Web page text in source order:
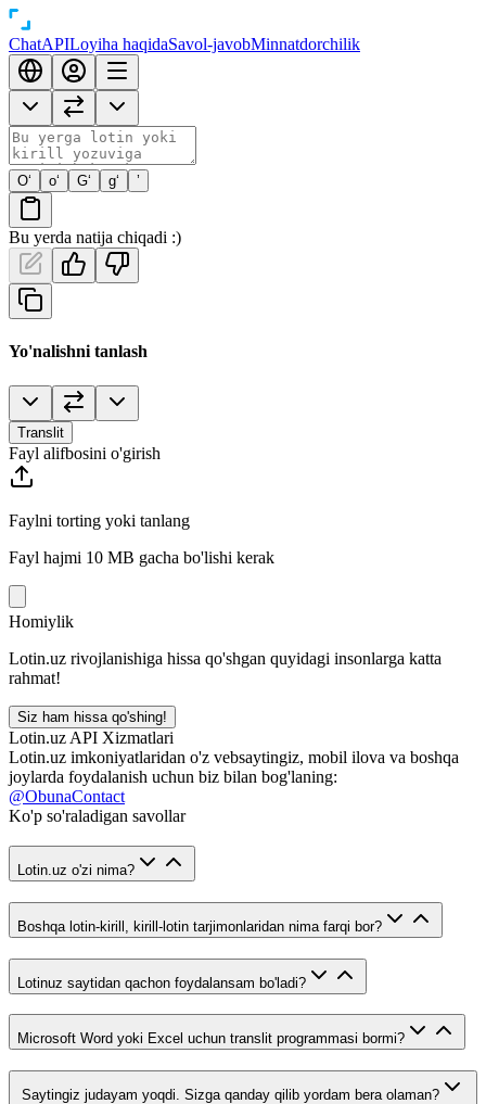
ChatAPILoyiha haqidaSavol-javobMinnatdorchilik
O‘ o‘ G‘ g‘ ’
Bu yerda natija chiqadi :)
Yo'nalishni tanlash
Translit
Fayl alifbosini o'girish
Faylni torting yoki tanlang
Fayl hajmi 10 MB gacha bo'lishi kerak
Homiylik
Lotin.uz rivojlanishiga hissa qo'shgan quyidagi insonlarga katta
rahmat!
Siz ham hissa qo'shing!
Lotin.uz API Xizmatlari
Lotin.uz imkoniyatlaridan o'z vebsaytingiz, mobil ilova va boshqa
joylarda foydalanish uchun biz bilan bog'laning:
@ObunaContact
Ko'p so'raladigan savollar
Lotin.uz o'zi nima?
Boshqa lotin-kirill, kirill-lotin tarjimonlaridan nima farqi bor?
Lotinuz saytidan qachon foydalansam bo'ladi?
Microsoft Word yoki Excel uchun translit programmasi bormi?
Saytingiz judayam yoqdi. Sizga qanday qilib yordam bera olaman?